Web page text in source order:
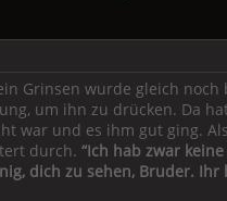
Grinsen wurde gleich
um ihn zu drücken. Da
war und es ihm gut ging.
durch. “Ich hab zwar
dich zu sehen, Bruder.